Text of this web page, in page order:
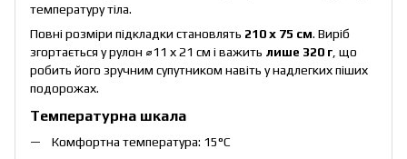
температуру тіла.
Повні розміри підкладки становлять 210 х 75 см. Виріб
згортається у рулон ⌀11 х 21 см і важить лише 320 г , що
робить його зручним супутником навіть у надлегких піших
подорожах.
Температурна шкала
Комфортна температура: 15°C